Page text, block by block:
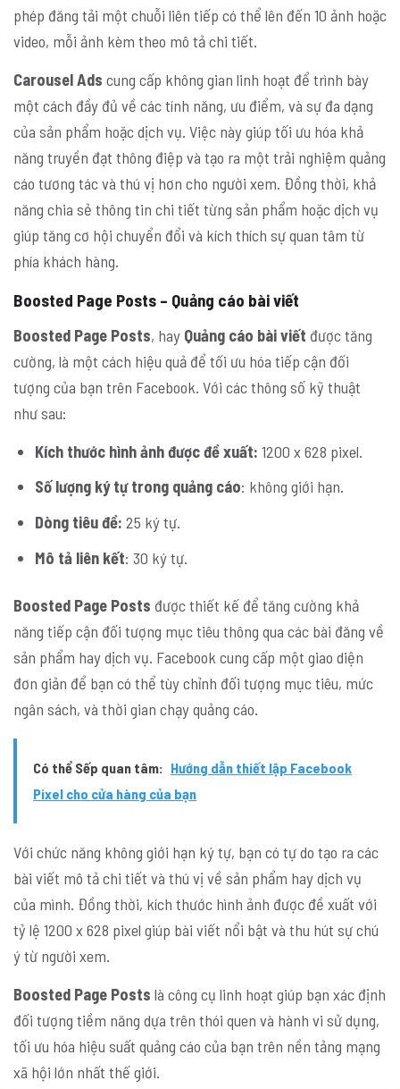
phép đăng tải một chuỗi liên tiếp có thể lên đến 10 ảnh hoặc
video, mỗi ảnh kèm theo mô tả chi tiết.
Carousel Ads cung cấp không gian linh hoạt để trình bày
một cách đầy đủ về các tính năng, ưu điểm, và sự đa dạng
của sản phẩm hoặc dịch vụ. Việc này giúp tối ưu hóa khả
năng truyền đạt thông điệp và tạo ra một trải nghiệm quảng
cáo tương tác và thú vị hơn cho người xem. Đồng thời, khả
năng chia sẻ thông tin chi tiết từng sản phẩm hoặc dịch vụ
giúp tăng cơ hội chuyển đổi và kích thích sự quan tâm từ
phía khách hàng.
Boosted Page Posts – Quảng cáo bài viết
Boosted Page Posts, hay Quảng cáo bài viết được tăng
cường, là một cách hiệu quả để tối ưu hóa tiếp cận đối
tượng của bạn trên Facebook. Với các thông số kỹ thuật
như sau:
Kích thước hình ảnh được đề xuất: 1200 x 628 pixel.
Số lượng ký tự trong quảng cáo: không giới hạn.
Dòng tiêu đề: 25 ký tự.
Mô tả liên kết: 30 ký tự.
Boosted Page Posts được thiết kế để tăng cường khả
năng tiếp cận đối tượng mục tiêu thông qua các bài đăng về
sản phẩm hay dịch vụ. Facebook cung cấp một giao diện
đơn giản để bạn có thể tùy chỉnh đối tượng mục tiêu, mức
ngân sách, và thời gian chạy quảng cáo.
Có thể Sếp quan tâm: Hướng dẫn thiết lập Facebook
Pixel cho cửa hàng của bạn
Với chức năng không giới hạn ký tự, bạn có tự do tạo ra các
bài viết mô tả chi tiết và thú vị về sản phẩm hay dịch vụ
của mình. Đồng thời, kích thước hình ảnh được đề xuất với
tỷ lệ 1200 x 628 pixel giúp bài viết nổi bật và thu hút sự chú
ý từ người xem.
Boosted Page Posts là công cụ linh hoạt giúp bạn xác định
đối tượng tiềm năng dựa trên thói quen và hành vi sử dụng,
tối ưu hóa hiệu suất quảng cáo của bạn trên nền tảng mạng
xã hội lớn nhất thế giới.